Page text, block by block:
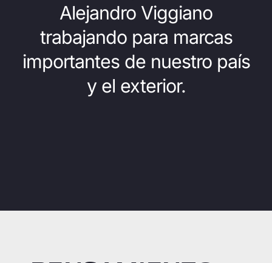
Alejandro Viggiano
trabajando para marcas
importantes de nuestro país
y el exterior.